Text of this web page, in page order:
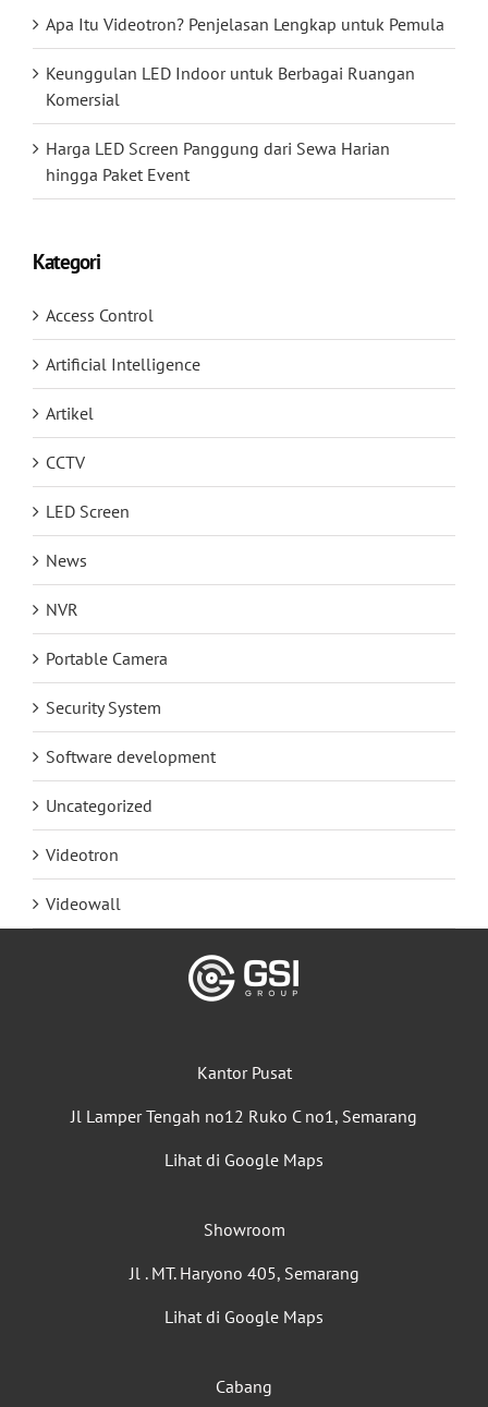
Apa Itu Videotron? Penjelasan Lengkap untuk Pemula
Keunggulan LED Indoor untuk Berbagai Ruangan
Komersial
Harga LED Screen Panggung dari Sewa Harian
hingga Paket Event
Kategori
Access Control
Artificial Intelligence
Artikel
CCTV
LED Screen
News
NVR
Portable Camera
Security System
Software development
Uncategorized
Videotron
Videowall
Kantor Pusat
Jl Lamper Tengah no12 Ruko C no1, Semarang
Lihat di Google Maps
Showroom
Jl . MT. Haryono 405, Semarang
Lihat di Google Maps
Cabang